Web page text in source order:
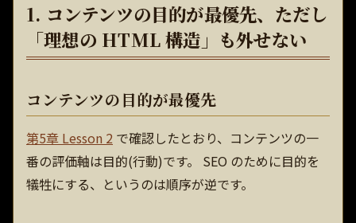
1. コンテンツの目的が最優先、ただし
「理想の HTML 構造」も外せない
コンテンツの目的が最優先
第5章 Lesson 2 で確認したとおり、コンテンツの一
番の評価軸は目的(行動)です。 SEO のために目的を
犠牲にする、というのは順序が逆です。